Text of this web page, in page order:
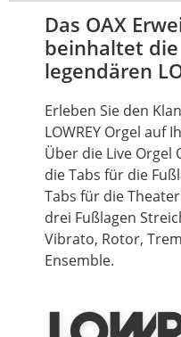
Das OAX
beinhaltet
legendären
Erleben Sie den
LOWREY Orgel auf
Über die Live Orgel
die Tabs für die
Tabs für die
drei Fußlagen
Vibrato, Rotor,
Ensemble.